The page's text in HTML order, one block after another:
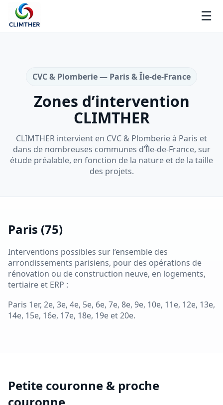
☰
CVC & Plomberie — Paris & Île-de-France
Zones d’intervention
CLIMTHER
CLIMTHER intervient en CVC & Plomberie à Paris et
dans de nombreuses communes d’Île-de-France, sur
étude préalable, en fonction de la nature et de la taille
des projets.
Paris (75)
Interventions possibles sur l’ensemble des
arrondissements parisiens, pour des opérations de
rénovation ou de construction neuve, en logements,
tertiaire et ERP :
Paris 1er, 2e, 3e, 4e, 5e, 6e, 7e, 8e, 9e, 10e, 11e, 12e, 13e,
14e, 15e, 16e, 17e, 18e, 19e et 20e.
Petite couronne & proche